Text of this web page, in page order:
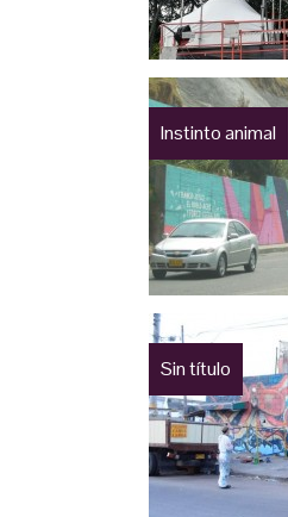
Instinto animal
Sin título